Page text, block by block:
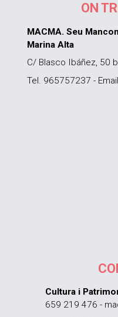
ON
MACMA. Seu
Marina Alta
C/ Blasco Ibáñez, 50
Tel. 965757237 -
Cultura i
659 219 476 -